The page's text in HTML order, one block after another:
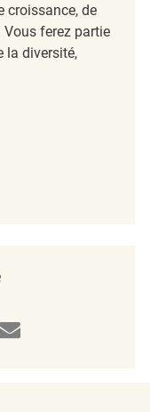
croissance, de
ferez partie
la diversité,
REQ133326
via twitter